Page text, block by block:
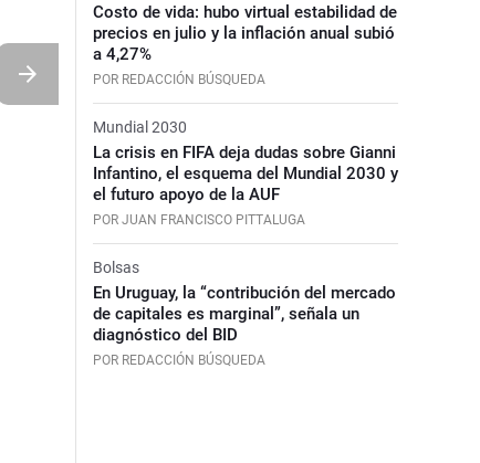
Costo de vida: hubo virtual estabilidad de
precios en julio y la inflación anual subió
a 4,27%
POR REDACCIÓN BÚSQUEDA
Mundial 2030
La crisis en FIFA deja dudas sobre Gianni
Infantino, el esquema del Mundial 2030 y
el futuro apoyo de la AUF
POR JUAN FRANCISCO PITTALUGA
Bolsas
En Uruguay, la “contribución del mercado
de capitales es marginal”, señala un
diagnóstico del BID
POR REDACCIÓN BÚSQUEDA